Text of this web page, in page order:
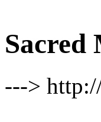
Sacred
--->